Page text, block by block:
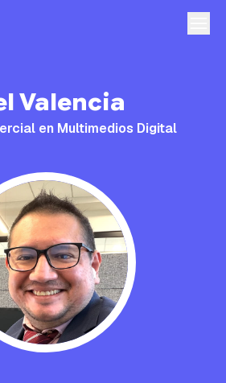
Valencia
en Multimedios Digital